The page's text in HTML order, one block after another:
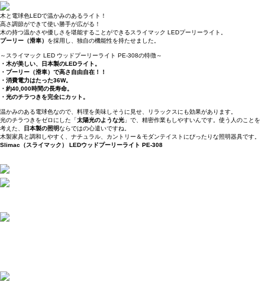
木と電球色LEDで温かみのあるライト！
高さ調節ができて使い勝手が広がる！
木の持つ温かさや優しさを堪能することができるスライマック LEDプーリーライト。
プーリー（滑車） を採用し、独自の機能性を持たせました。
～スライマック LED ウッドプーリーライト PE-308の特徴～
・木が美しい、日本製のLEDライト。
・プーリー（滑車）で高さ自由自在！！
・消費電力はたった36W。
・約40,000時間の長寿命。
・光のチラつきを完全にカット。
温かみのある電球色なので、料理を美味しそうに見せ、リラックスにも効果があります。
光のチラつきをゼロにした「太陽光のような光 」で、精密作業もしやすいんです。使う人のことを
考えた、
日本製の照明ならではの心遣いですね。
木製家具と調和しやすく、ナチュラル、カントリー＆モダンテイストにぴったりな照明器具です。
Slimac（スライマック） LEDウッドプーリーライト PE-308